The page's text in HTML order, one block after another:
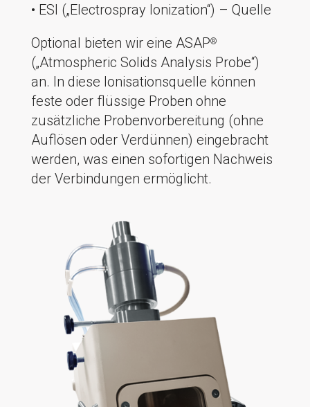
• ESI („Electrospray Ionization“) – Quelle
Optional bieten wir eine ASAP®
(„Atmospheric Solids Analysis Probe“)
an. In diese Ionisationsquelle können
feste oder flüssige Proben ohne
zusätzliche Probenvorbereitung (ohne
Auflösen oder Verdünnen) eingebracht
werden, was einen sofortigen Nachweis
der Verbindungen ermöglicht.